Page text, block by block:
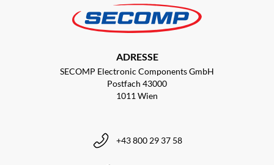
ADRESSE
SECOMP Electronic Components GmbH
Postfach 43000
1011 Wien
+43 800 29 37 58